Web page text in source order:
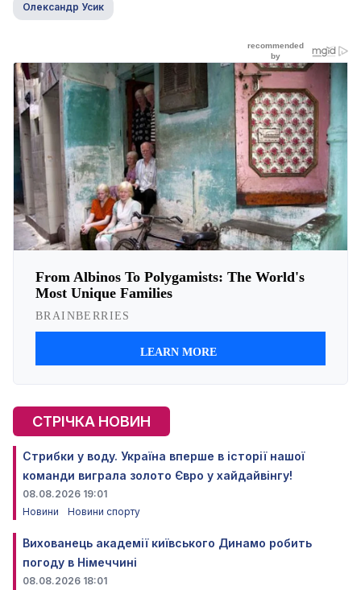
Олександр Усик
СТРІЧКА НОВИН
Стрибки у воду. Україна вперше в історії нашої
команди виграла золото Євро у хайдайвінгу!
08.08.2026 19:01
Новини
Новини спорту
Вихованець академії київського Динамо робить
погоду в Німеччині
08.08.2026 18:01